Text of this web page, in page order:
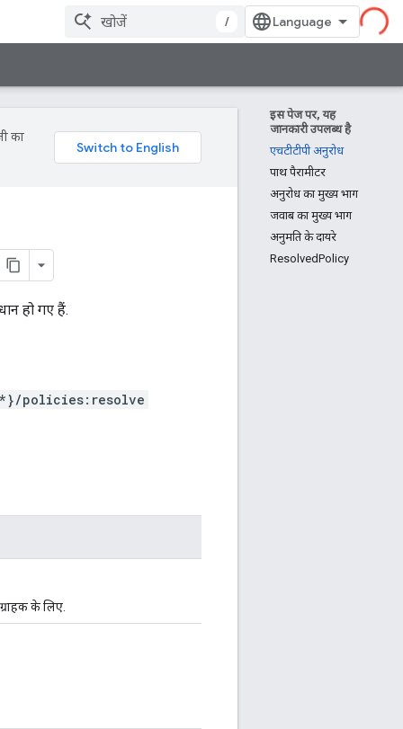
/
इस पेज पर, यह
जानकारी उपलब्ध है
एचटीटीपी अनुरोध
पाथ पैरामीटर
अनुरोध का मुख्य भाग
जवाब का मुख्य भाग
अनुमति के दायरे
ResolvedPolicy
का
हो गए हैं.
*}/policies:resolve
के लिए.